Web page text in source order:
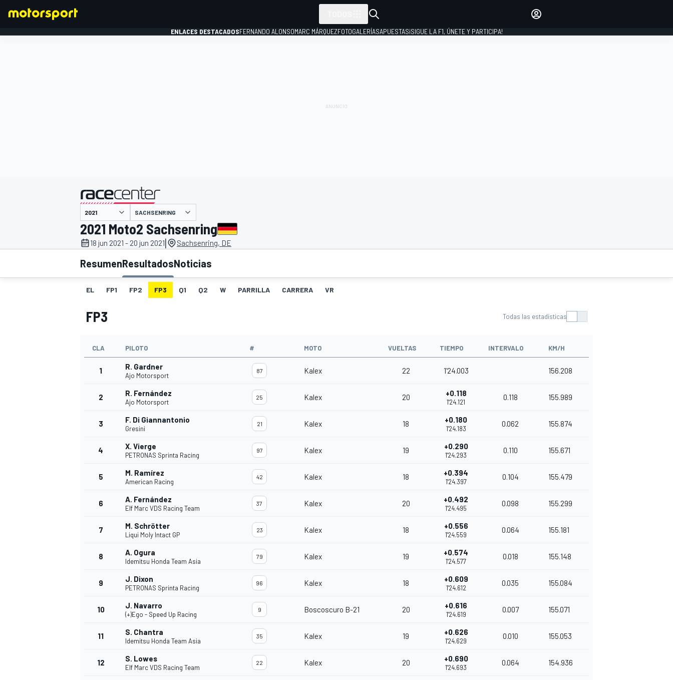
INDYCAR WRC
ENLACES DESTACADOSFERNANDO ALONSOMARC MÁRQUEZFOTOGALERÍASAPUESTAS¡SIGUE LA F1, ÚNETE Y PARTICIPA!
presentado por
SACHSENRING
2021 Moto2 Sachsenring
18 jun 2021 - 20 jun 2021| Sachsenring, DE
ResumenResultadosNoticias
EL FP1 FP2 FP3 Q1 Q2 W PARRILLA CARRERA VR
FP3 Todas las estadísticas
CLA PILOTO # MOTO VUELTAS TIEMPO INTERVALO KM/H
1 R. Gardner
Ajo Motorsport
87 Kalex 22 1'24.003 156.208
2 R. Fernández
Ajo Motorsport
25 Kalex 20 +0.118
1'24.121
0.118 155.989
3 F. Di Giannantonio
Gresini
21 Kalex 18 +0.180
1'24.183
0.062 155.874
4 X. Vierge
PETRONAS Sprinta Racing
97 Kalex 19 +0.290
1'24.293
0.110 155.671
5 M. Ramírez
American Racing
42 Kalex 18 +0.394
1'24.397
0.104 155.479
6 A. Fernández
Elf Marc VDS Racing Team
37 Kalex 20 +0.492
1'24.495
0.098 155.299
7 M. Schrötter
Liqui Moly Intact GP
23 Kalex 18 +0.556
1'24.559
0.064 155.181
8 A. Ogura
Idemitsu Honda Team Asia
79 Kalex 19 +0.574
1'24.577
0.018 155.148
9 J. Dixon
PETRONAS Sprinta Racing
96 Kalex 18 +0.609
1'24.612
0.035 155.084
10 J. Navarro
(+)Ego - Speed Up Racing
9 Boscoscuro B-21 20 +0.616
1'24.619
0.007 155.071
11 S. Chantra
Idemitsu Honda Team Asia
35 Kalex 19 +0.626
1'24.629
0.010 155.053
12 S. Lowes
Elf Marc VDS Racing Team
22 Kalex 20 +0.690
1'24.693
0.064 154.936